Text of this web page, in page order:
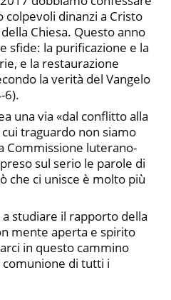
dinanzi a Cristo
Chiesa. Questo anno
sfide: la purificazione e la
e la restaurazione
la verità del Vangelo
6).
una via «dal conflitto alla
traguardo non siamo
Commissione luterano-
sul serio le parole di
che ci unisce è molto più
studiare il rapporto della
mente aperta e spirito
in questo cammino
di tutti i